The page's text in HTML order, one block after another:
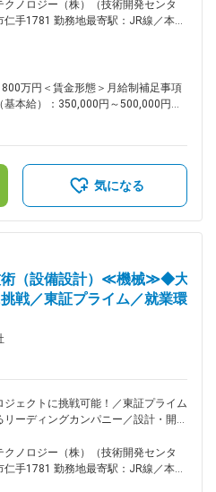
って、当事者の一員として操業、建
立案、実行しています。 変更の
でのアクセス良好(電車で約1時間
あり入社後の住まいの充実したサポ
ことができます。若手でも主体的に案
、幅広い技術力を身につけられるポ
の構想検討および機械設計 ・設備導
試算、発注業務 ・工事管理および
存設備の自動化、省力化、生産性向
備保全およびトラブル改善 ・研究開
を任される風土があります。将来的
dtc/work/saitama/ 同社の魅力がまと
す。業務の特性上、幅広い領域を経験
制で担当することとなっており、緊
会社への在籍出向となります。
部門は、5つの事業会社との密接な連
析などを検討、立案、実行していま
の定める業務
クノロジー（株）（技術開発センタ
手1781 勤務地最寄駅：JR線／本庄
面禁煙変更の範囲：会社の定める事業
万円＜賃金形態＞月給制補足事項
本給）：350,000円～500,000円＜
給(月額)は固定手当を含めた表記で
気になる
術（設備設計）≪機械≫◆大
戦／東証プライム／就業環
ジェクトに挑戦可能！／東証プライム
ーディングカンパニー／設計・開
でのアクセス良好(電車で約1時間
あり入社後の住まいの充実したサポ
クノロジー（株）（技術開発センタ
手1781 勤務地最寄駅：JR線／本庄
面禁煙変更の範囲：会社の定める事業